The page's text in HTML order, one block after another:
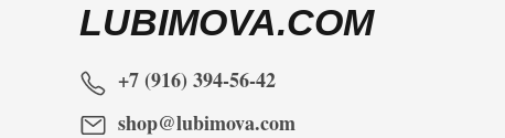
LUBIMOVA.COM
+7 (916) 394-56-42
shop@lubimova.com